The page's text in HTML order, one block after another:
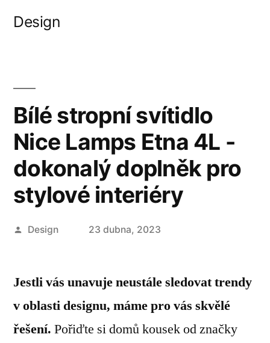
Design
Bílé stropní svítidlo
Nice Lamps Etna 4L -
dokonalý doplněk pro
stylové interiéry
Autor
Design 23 dubna, 2023
Jestli vás unavuje neustále sledovat trendy
v oblasti designu, máme pro vás skvělé
řešení. Pořiďte si domů kousek od značky